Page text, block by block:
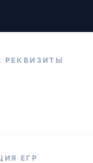
РЕКВИЗИТЫ
ЕГР